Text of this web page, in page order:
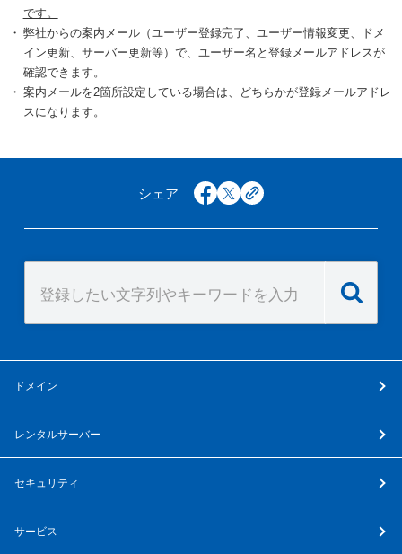
です。
弊社からの案内メール（ユーザー登録完了、ユーザー情報変更、ドメ
イン更新、サーバー更新等）で、ユーザー名と登録メールアドレスが
確認できます。
案内メールを2箇所設定している場合は、どちらかが登録メールアドレ
スになります。
シェア facebook
x copy
ドメイン
レンタルサーバー
セキュリティ
サービス